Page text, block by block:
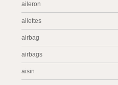
aileron
ailettes
airbag
airbags
aisin